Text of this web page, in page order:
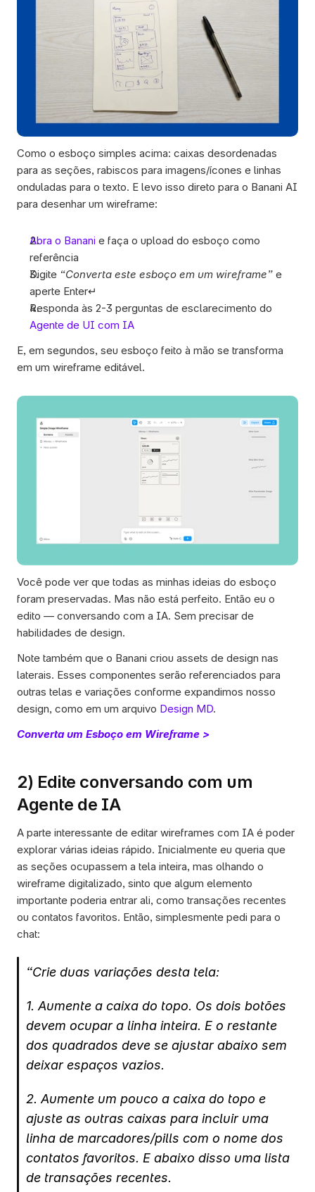
Como o esboço simples acima: caixas desordenadas
para as seções, rabiscos para imagens/ícones e linhas
onduladas para o texto. E levo isso direto para o Banani AI
para desenhar um wireframe:
Abra o Banani e faça o upload do esboço como
referência
Digite “Converta este esboço em um wireframe” e
aperte Enter↵
Agente de UI com IA
E, em segundos, seu esboço feito à mão se transforma
em um wireframe editável.
Você pode ver que todas as minhas ideias do esboço
foram preservadas. Mas não está perfeito. Então eu o
edito — conversando com a IA. Sem precisar de
habilidades de design.
Note também que o Banani criou assets de design nas
laterais. Esses componentes serão referenciados para
outras telas e variações conforme expandimos nosso
design, como em um arquivo Design MD.
Converta um Esboço em Wireframe >
2) Edite conversando com um
Agente de IA
A parte interessante de editar wireframes com IA é poder
explorar várias ideias rápido. Inicialmente eu queria que
as seções ocupassem a tela inteira, mas olhando o
wireframe digitalizado, sinto que algum elemento
importante poderia entrar ali, como transações recentes
ou contatos favoritos. Então, simplesmente pedi para o
chat:
“Crie duas variações desta tela:
1. Aumente a caixa do topo. Os dois botões
devem ocupar a linha inteira. E o restante
dos quadrados deve se ajustar abaixo sem
deixar espaços vazios.
2. Aumente um pouco a caixa do topo e
ajuste as outras caixas para incluir uma
linha de marcadores/pills com o nome dos
contatos favoritos. E abaixo disso uma lista
de transações recentes.